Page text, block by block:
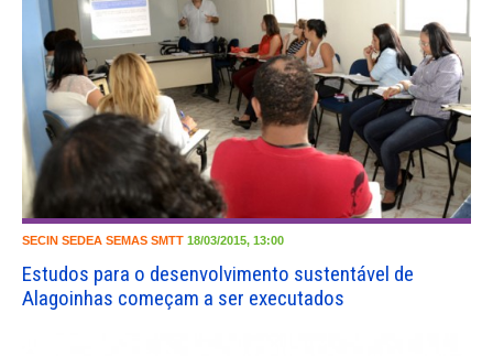
SECIN SEDEA SEMAS SMTT 18/03/2015, 13:00
Estudos para o desenvolvimento sustentável de
Alagoinhas começam a ser executados